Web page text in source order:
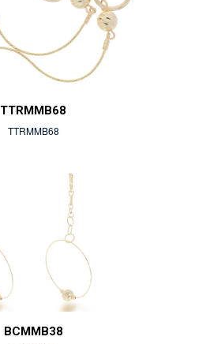
TTRMMB68
TTRMMB68
BCMMB38